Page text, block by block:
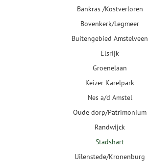
Bankras /Kostverloren
Bovenkerk/Legmeer
Buitengebied Amstelveen
Elsrijk
Groenelaan
Keizer Karelpark
Nes a/d Amstel
Oude dorp/Patrimonium
Randwijck
Stadshart
Uilenstede/Kronenburg